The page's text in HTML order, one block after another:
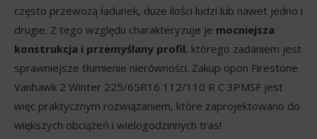
często przewożą ładunek, duże ilości ludzi lub nawet jedno i
drugie. Z tego względu charakteryzuje je mocniejsza
konstrukcja i przemyślany profil, którego zadaniem jest
sprawniejsze tłumienie nierówności. Zakup opon Firestone
Vanhawk 2 Winter 225/65R16 112/110 R C 3PMSF jest
więc praktycznym rozwiązaniem, które zaprojektowano do
większych obciążeń i wielogodzinnych tras!